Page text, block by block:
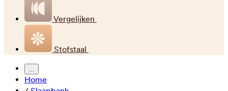
Vergelijken
Stofstaal
...
Home